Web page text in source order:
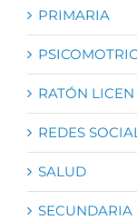
PRIMARIA
RATÓN
REDES
SALUD
SECUNDARIA